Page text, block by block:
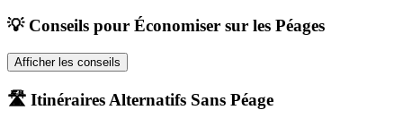
💡 Conseils pour Économiser sur les Péages
Afficher les conseils
🛣️ Itinéraires Alternatifs Sans Péage